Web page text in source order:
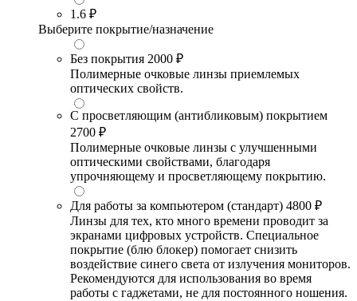
1.6 ₽
Выберите покрытие/назначение
Без покрытия 2000 ₽
Полимерные очковые линзы приемлемых
оптических свойств.
С просветляющим (антибликовым) покрытием
2700 ₽
Полимерные очковые линзы с улучшенными
оптическими свойствами, благодаря
упрочняющему и просветляющему покрытию.
Для работы за компьютером (стандарт) 4800 ₽
Линзы для тех, кто много времени проводит за
экранами цифровых устройств. Специальное
покрытие (блю блокер) помогает снизить
воздействие синего света от излучения мониторов.
Рекомендуются для использования во время
работы с гаджетами, не для постоянного ношения.